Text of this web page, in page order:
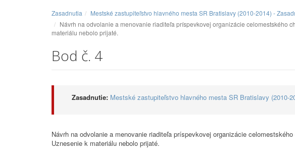
Zasadnutia
Mestské zastupiteľstvo hlavného mesta SR Bratislavy (2010-2014) -
Návrh na odvolanie a menovanie riaditeľa príspevkovej organizácie celomestského
materiálu nebolo prijaté.
Bod č. 4
Zasadnutie: Mestské zastupiteľstvo hlavného mesta SR Bratislavy (2010-
Návrh na odvolanie a menovanie riaditeľa príspevkovej organizácie
Uznesenie k materiálu nebolo prijaté.